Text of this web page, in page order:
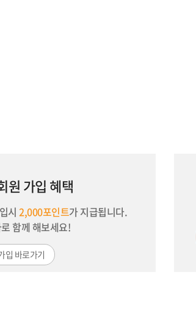
원 가입 혜택
시2,000포인트가 지급됩니다.
함께 해보세요!
입 바로가기